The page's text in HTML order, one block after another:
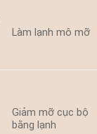
Làm lạnh mô mỡ
Giảm mỡ cục bộ
bằng lạnh